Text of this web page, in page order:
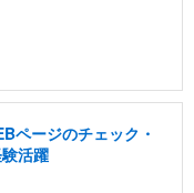
ページのチェック・
活躍